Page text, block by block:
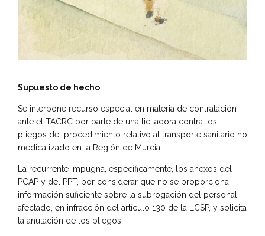
Supuesto de hecho:
Se interpone recurso especial en materia de contratación
ante el TACRC por parte de una licitadora contra los
pliegos del procedimiento relativo al transporte sanitario no
medicalizado en la Región de Murcia.
La recurrente impugna, específicamente, los anexos del
PCAP y del PPT, por considerar que no se proporciona
información suficiente sobre la subrogación del personal
afectado, en infracción del artículo 130 de la LCSP, y solicita
la anulación de los pliegos.